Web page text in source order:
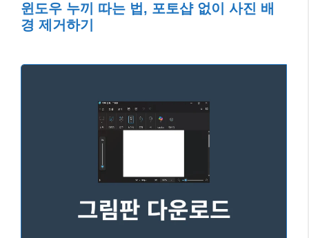
윈도우 누끼 따는 법, 포토샵 없이 사진 배
경 제거하기